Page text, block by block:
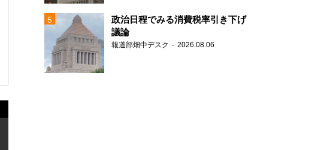
政治日程でみる消費税率引き下げ
議論
報道部畑中デスク 2026.08.06